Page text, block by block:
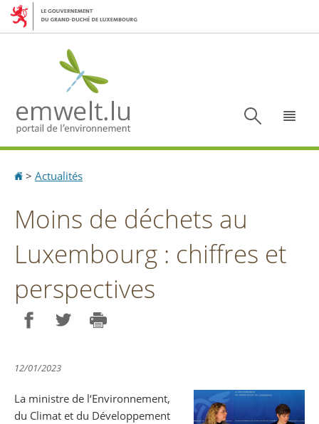
Aller
Aller
Accueil
> Actualités
Moins de déchets au
Luxembourg : chiffres et
perspectives
12/01/2023
La ministre de l‘Environnement,
du Climat et du Développement